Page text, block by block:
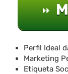
Perfil Ideal
Marketing
Etiqueta